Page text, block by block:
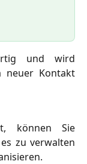
und wird
neuer Kontakt
können Sie
zu verwalten